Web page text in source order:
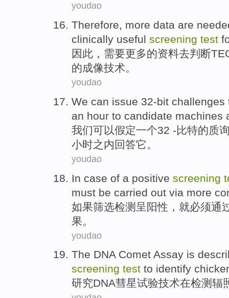
youdao
Therefore, more data are
clinically useful screening test
因此 ， 需要更多的资料去判断
的成像技术。
youdao
We can issue 32-bit challenges
an hour to candidate machines
我们可以假定一个32 -比特的质
小时之内 回答它。
youdao
In case of a positive screening
must be carried out via more
如果筛选检测 呈阳性 ，就必须通
果 。
youdao
The DNA Comet Assay is
screening test to identify
研究DNA彗星试验技术在检测辐